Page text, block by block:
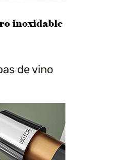
de vino